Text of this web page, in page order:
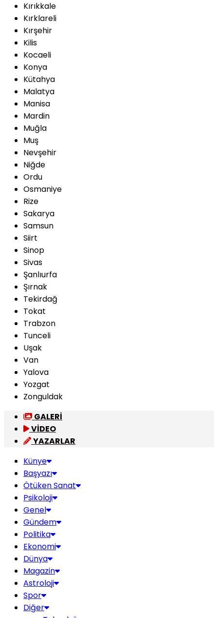
Kırıkkale
Kırklareli
Kırşehir
Kilis
Kocaeli
Konya
Kütahya
Malatya
Manisa
Mardin
Muğla
Muş
Nevşehir
Niğde
Ordu
Osmaniye
Rize
Sakarya
Samsun
Siirt
Sinop
Sivas
Şanlıurfa
Şırnak
Tekirdağ
Tokat
Trabzon
Tunceli
Uşak
Van
Yalova
Yozgat
Zonguldak
GALERİ
VİDEO
YAZARLAR
Künye
Başyazı
Ötüken Sanat
Psikoloji
Genel
Gündem
Politika
Ekonomi
Dünya
Magazin
Astroloji
Spor
Diğer